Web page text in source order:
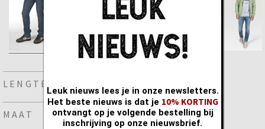
✔ Five pockets
✔ Ritssluiting
Fit
Materiaal
Katoen
LENGTE
MAAT
Leuk nieuws lees je in onze newsletters.
Het beste nieuws is dat je 10% KORTING
ontvangt op je volgende bestelling bij
inschrijving op onze nieuwsbrief.